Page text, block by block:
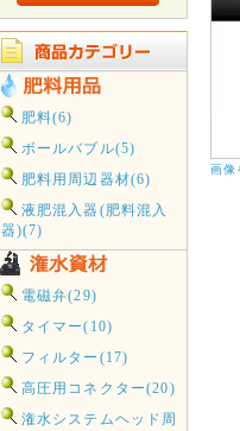
肥料(6)
ボールバブル(5)
肥料用周辺器材(6)
液肥混入器(肥料混入
器)(7)
電磁弁(29)
タイマー(10)
フィルター(17)
高圧用コネクター(20)
潅水システムヘッド周
画像